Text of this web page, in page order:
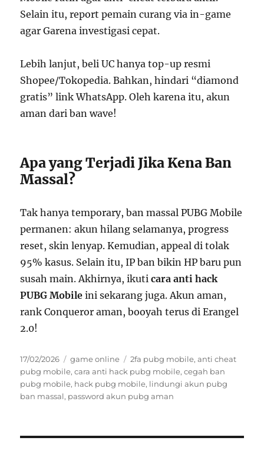
Selain itu, report pemain curang via in-game
agar Garena investigasi cepat.
Lebih lanjut, beli UC hanya top-up resmi
Shopee/Tokopedia. Bahkan, hindari “diamond
gratis” link WhatsApp. Oleh karena itu, akun
aman dari ban wave!
Apa yang Terjadi Jika Kena Ban
Massal?
Tak hanya temporary, ban massal PUBG Mobile
permanen: akun hilang selamanya, progress
reset, skin lenyap. Kemudian, appeal di tolak
95% kasus. Selain itu, IP ban bikin HP baru pun
susah main. Akhirnya, ikuticara anti hack
PUBG Mobile ini sekarang juga. Akun aman,
rank Conqueror aman, booyah terus di Erangel
2.0!
Posted
on
17/02/2026 Categories
game online Tags
2fa pubg mobile,anti cheat
pubg mobile,cara anti hack pubg mobile,cegah ban
pubg mobile, hack pubg mobile, lindungi akun pubg
ban massal, password akun pubg aman